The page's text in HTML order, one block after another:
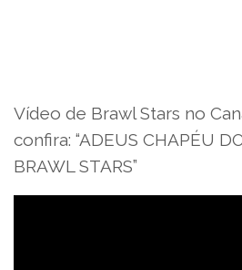
Vídeo de Brawl Stars no
confira: “ADEUS CHAPÉU
BRAWL STARS”